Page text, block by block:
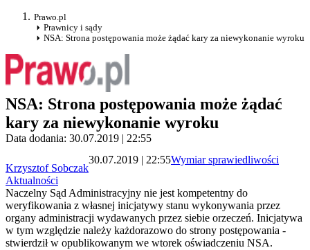
Prawo.pl
Prawnicy i sądy
NSA: Strona postępowania może żądać kary za niewykonanie wyroku
NSA: Strona postępowania może żądać
kary za niewykonanie wyroku
Data dodania: 30.07.2019 | 22:55
Krzysztof Sobczak
30.07.2019 | 22:55Wymiar sprawiedliwości
Aktualności
Naczelny Sąd Administracyjny nie jest kompetentny do
weryfikowania z własnej inicjatywy stanu wykonywania przez
organy administracji wydawanych przez siebie orzeczeń. Inicjatywa
w tym względzie należy każdorazowo do strony postępowania -
stwierdził w opublikowanym we wtorek oświadczeniu NSA.